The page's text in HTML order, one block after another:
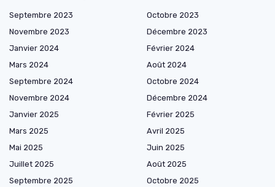
Septembre 2023
Octobre 2023
Novembre 2023
Décembre 2023
Janvier 2024
Février 2024
Mars 2024
Août 2024
Septembre 2024
Octobre 2024
Novembre 2024
Décembre 2024
Janvier 2025
Février 2025
Mars 2025
Avril 2025
Mai 2025
Juin 2025
Juillet 2025
Août 2025
Septembre 2025
Octobre 2025